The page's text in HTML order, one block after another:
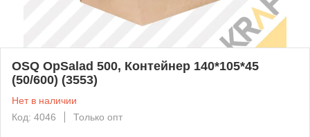
OSQ OpSalad 500, Контейнер 140*105*45
(50/600) (3553)
Нет в наличии
Код: 4046
Только опт